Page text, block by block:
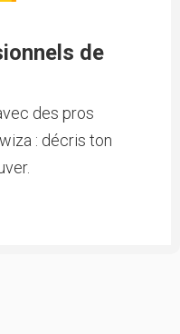
de
des pros
: décris ton